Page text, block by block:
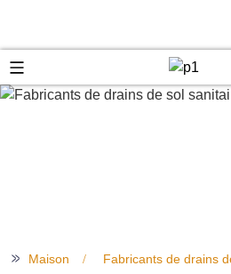
>> Maison Fabricants de drains